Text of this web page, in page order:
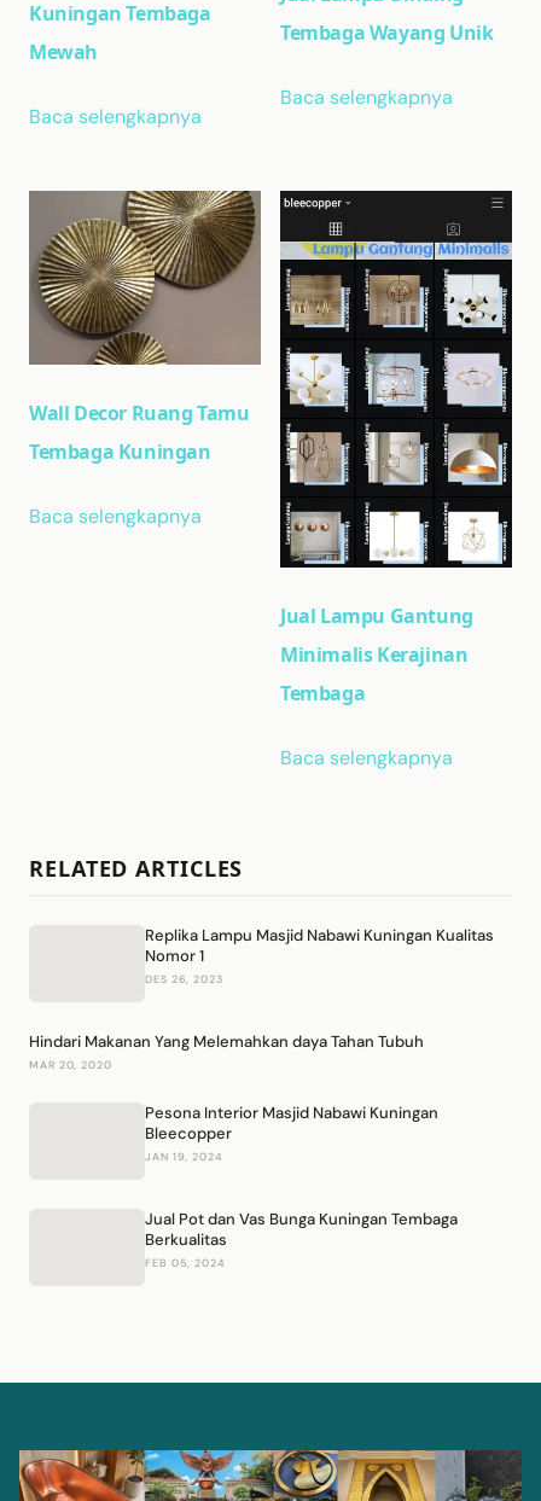
Kuningan Tembaga
Mewah
Baca selengkapnya
Tembaga Wayang Unik
Baca selengkapnya
Wall Decor Ruang Tamu
Tembaga Kuningan
Baca selengkapnya
Jual Lampu Gantung
Minimalis Kerajinan
Tembaga
Baca selengkapnya
RELATED ARTICLES
Replika Lampu Masjid Nabawi Kuningan Kualitas
Nomor 1
DES 26, 2023
Hindari Makanan Yang Melemahkan daya Tahan Tubuh
MAR 20, 2020
Pesona Interior Masjid Nabawi Kuningan
Bleecopper
JAN 19, 2024
Jual Pot dan Vas Bunga Kuningan Tembaga
Berkualitas
FEB 05, 2024